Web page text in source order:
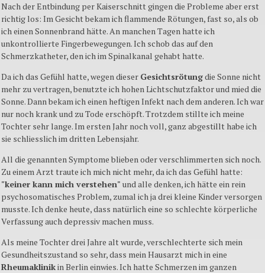
Nach der Entbindung per Kaiserschnitt gingen die Probleme aber erst
richtig los: Im Gesicht bekam ich flammende Rötungen, fast so, als ob
ich einen Sonnenbrand hätte. An manchen Tagen hatte ich
unkontrollierte Fingerbewegungen. Ich schob das auf den
Schmerzkatheter, den ich im Spinalkanal gehabt hatte.
Da ich das Gefühl hatte, wegen dieser Gesichtsrötungdie Sonne nicht
mehr zu vertragen, benutzte ich hohen Lichtschutzfaktor und mied die
Sonne. Dann bekam ich einen heftigen Infekt nach dem anderen. Ich war
nur noch krank und zu Tode erschöpft. Trotzdem stillte ich meine
Tochter sehr lange. Im ersten Jahr noch voll, ganz abgestillt habe ich
sie schliesslich im dritten Lebensjahr.
All die genannten Symptome blieben oder verschlimmerten sich noch.
Zu einem Arzt traute ich mich nicht mehr, da ich das Gefühl hatte:
"keiner kann mich verstehen" und alle denken, ich hätte ein rein
psychosomatisches Problem, zumal ich ja drei kleine Kinder versorgen
musste. Ich denke heute, dass natürlich eine so schlechte körperliche
Verfassung auch depressiv machen muss.
Als meine Tochter drei Jahre alt wurde, verschlechterte sich mein
Gesundheitszustand so sehr, dass mein Hausarzt mich in eine
Rheumaklinikin Berlin einwies. Ich hatte Schmerzen im ganzen